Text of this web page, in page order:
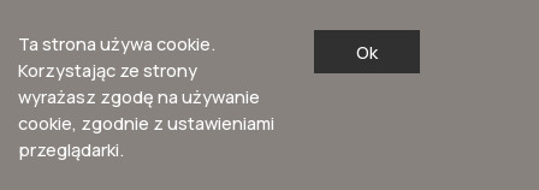
Ta strona używa cookie.
Korzystając ze strony
wyrażasz zgodę na używanie
cookie, zgodnie z ustawieniami
przeglądarki.
Ok